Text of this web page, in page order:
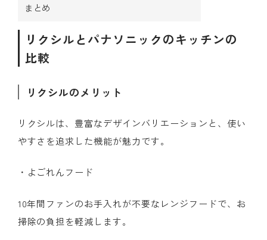
まとめ
リクシルとパナソニックのキッチンの
比較
リクシルのメリット
リクシルは、豊富なデザインバリエーションと、使い
やすさを追求した機能が魅力です。
・よごれんフード
10年間ファンのお手入れが不要なレンジフードで、お
掃除の負担を軽減します。